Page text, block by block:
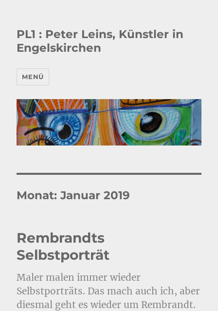
PL1 : Peter Leins, Künstler in
Engelskirchen
MENÜ
Monat:Januar 2019
Rembrandts
Selbstporträt
Maler malen immer wieder
Selbstporträts. Das mach auch ich, aber
diesmal geht es wieder um Rembrandt.